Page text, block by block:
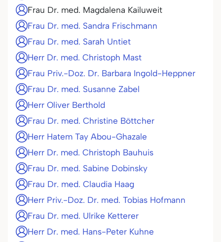
Frau Dr. med. Magdalena Kailuweit
Frau Dr. med. Sandra Frischmann
Frau Dr. med. Sarah Untiet
Herr Dr. med. Christoph Mast
Frau Priv.-Doz. Dr. Barbara Ingold-Heppner
Frau Dr. med. Susanne Zabel
Herr Oliver Berthold
Frau Dr. med. Christine Böttcher
Herr Hatem Tay Abou-Ghazale
Herr Dr. med. Christoph Bauhuis
Frau Dr. med. Sabine Dobinsky
Frau Dr. med. Claudia Haag
Herr Priv.-Doz. Dr. med. Tobias Hofmann
Frau Dr. med. Ulrike Ketterer
Herr Dr. med. Hans-Peter Kuhne